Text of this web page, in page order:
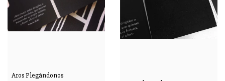
Aros Plegándonos